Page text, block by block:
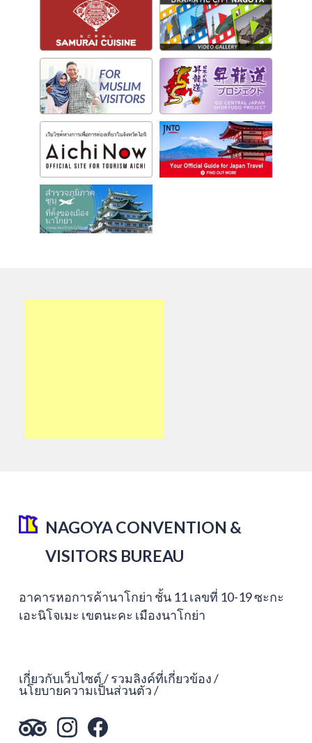
NAGOYA CONVENTION &
VISITORS BUREAU
อาคารหอการค้านาโกย่า ชั้น 11 เลขที่ 10-19 ซะกะ
เอะนิโจเมะ เขตนะคะ เมืองนาโกย่า
เกี่ยวกับเว็บไซต์ รวมลิงค์ที่เกี่ยวข้อง
นโยบายความเป็นส่วนตัว